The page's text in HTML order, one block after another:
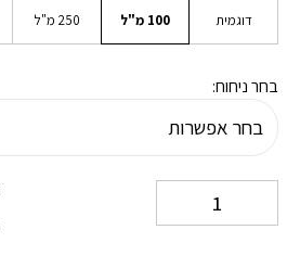
דוגמית 100 מ"ל 250 מ"ל
בחר ניחוח: